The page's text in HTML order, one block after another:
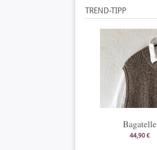
TREND-TIPP
Bagatelle
44,90 €